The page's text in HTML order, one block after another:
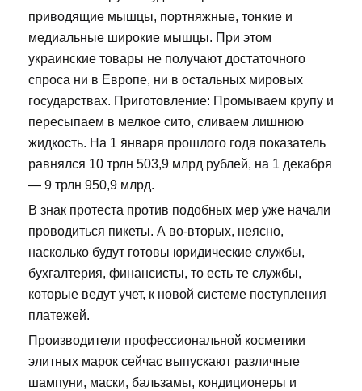
приводящие мышцы, портняжные, тонкие и
медиальные широкие мышцы. При этом
украинские товары не получают достаточного
спроса ни в Европе, ни в остальных мировых
государствах. Приготовление: Промываем крупу и
пересыпаем в мелкое сито, сливаем лишнюю
жидкость. На 1 января прошлого года показатель
равнялся 10 трлн 503,9 млрд рублей, на 1 декабря
— 9 трлн 950,9 млрд.
В знак протеста против подобных мер уже начали
проводиться пикеты. А во-вторых, неясно,
насколько будут готовы юридические службы,
бухгалтерия, финансисты, то есть те службы,
которые ведут учет, к новой системе поступления
платежей.
Производители профессиональной косметики
элитных марок сейчас выпускают различные
шампуни, маски, бальзамы, кондиционеры и